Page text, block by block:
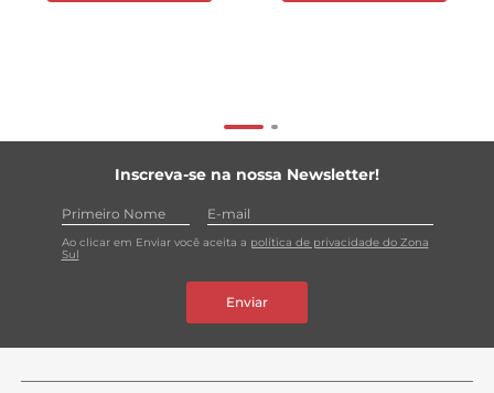
Inscreva-se na nossa Newsletter!
Ao clicar em Enviar você aceita a política de privacidade do Zona
Sul
Enviar